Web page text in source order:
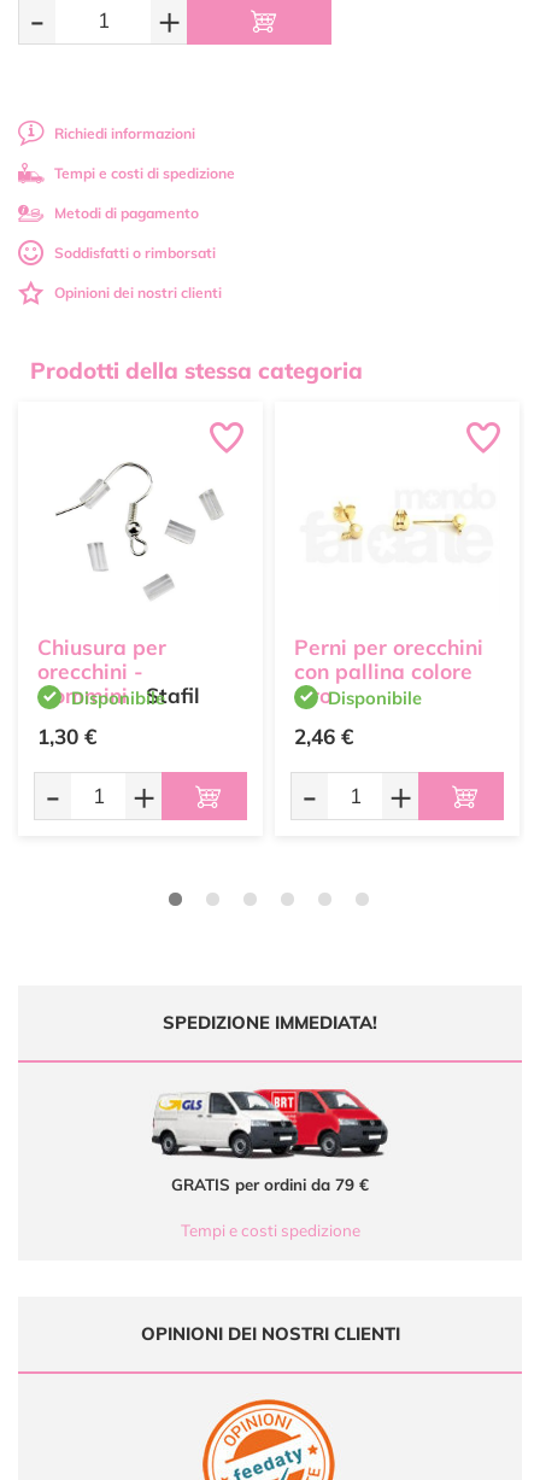
- +
Richiedi informazioni
Tempi e costi di spedizione
Metodi di pagamento
Soddisfatti o rimborsati
Opinioni dei nostri clienti
Prodotti della stessa categoria
Chiusura per
orecchini -
Gommini Stafil
Disponibile
1,30 €
- +
Perni per orecchini
con pallina colore
OroDisponibile
2,46 €
- +
SPEDIZIONE IMMEDIATA!
GRATIS per ordini da 79 €
Tempi e costi spedizione
OPINIONI DEI NOSTRI CLIENTI